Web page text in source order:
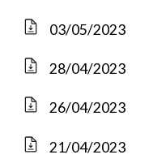
03/05/2023
28/04/2023
26/04/2023
21/04/2023